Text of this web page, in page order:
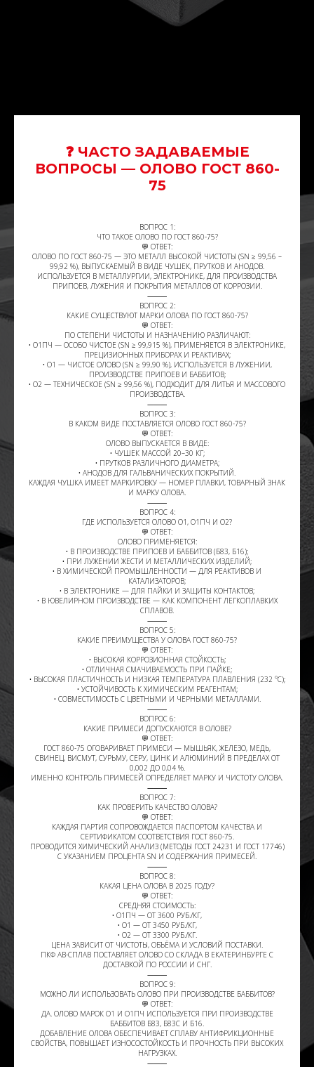
❓ ЧАСТО ЗАДАВАЕМЫЕ
ВОПРОСЫ — ОЛОВО ГОСТ 860-
75
ВОПРОС 1:
ЧТО ТАКОЕ ОЛОВО ПО ГОСТ 860-75?
💬 ОТВЕТ:
ОЛОВО ПО ГОСТ 860-75 — ЭТО МЕТАЛЛ ВЫСОКОЙ ЧИСТОТЫ (SN ≥ 99,56 –
99,92 %), ВЫПУСКАЕМЫЙ В ВИДЕ ЧУШЕК, ПРУТКОВ И АНОДОВ.
ИСПОЛЬЗУЕТСЯ В МЕТАЛЛУРГИИ, ЭЛЕКТРОНИКЕ, ДЛЯ ПРОИЗВОДСТВА
ПРИПОЕВ, ЛУЖЕНИЯ И ПОКРЫТИЯ МЕТАЛЛОВ ОТ КОРРОЗИИ.
⸻
ВОПРОС 2:
КАКИЕ СУЩЕСТВУЮТ МАРКИ ОЛОВА ПО ГОСТ 860-75?
💬 ОТВЕТ:
ПО СТЕПЕНИ ЧИСТОТЫ И НАЗНАЧЕНИЮ РАЗЛИЧАЮТ:
• О1ПЧ — ОСОБО ЧИСТОЕ (SN ≥ 99,915 %), ПРИМЕНЯЕТСЯ В ЭЛЕКТРОНИКЕ,
ПРЕЦИЗИОННЫХ ПРИБОРАХ И РЕАКТИВАХ;
• О1 — ЧИСТОЕ ОЛОВО (SN ≥ 99,90 %), ИСПОЛЬЗУЕТСЯ В ЛУЖЕНИИ,
ПРОИЗВОДСТВЕ ПРИПОЕВ И БАББИТОВ;
• О2 — ТЕХНИЧЕСКОЕ (SN ≥ 99,56 %), ПОДХОДИТ ДЛЯ ЛИТЬЯ И МАССОВОГО
ПРОИЗВОДСТВА.
⸻
ВОПРОС 3:
В КАКОМ ВИДЕ ПОСТАВЛЯЕТСЯ ОЛОВО ГОСТ 860-75?
💬 ОТВЕТ:
ОЛОВО ВЫПУСКАЕТСЯ В ВИДЕ:
• ЧУШЕК МАССОЙ 20–30 КГ;
• ПРУТКОВ РАЗЛИЧНОГО ДИАМЕТРА;
• АНОДОВ ДЛЯ ГАЛЬВАНИЧЕСКИХ ПОКРЫТИЙ.
КАЖДАЯ ЧУШКА ИМЕЕТ МАРКИРОВКУ — НОМЕР ПЛАВКИ, ТОВАРНЫЙ ЗНАК
И МАРКУ ОЛОВА.
⸻
ВОПРОС 4:
ГДЕ ИСПОЛЬЗУЕТСЯ ОЛОВО О1, О1ПЧ И О2?
💬 ОТВЕТ:
ОЛОВО ПРИМЕНЯЕТСЯ:
• В ПРОИЗВОДСТВЕ ПРИПОЕВ И БАББИТОВ (Б83, Б16);
• ПРИ ЛУЖЕНИИ ЖЕСТИ И МЕТАЛЛИЧЕСКИХ ИЗДЕЛИЙ;
• В ХИМИЧЕСКОЙ ПРОМЫШЛЕННОСТИ — ДЛЯ РЕАКТИВОВ И
КАТАЛИЗАТОРОВ;
• В ЭЛЕКТРОНИКЕ — ДЛЯ ПАЙКИ И ЗАЩИТЫ КОНТАКТОВ;
• В ЮВЕЛИРНОМ ПРОИЗВОДСТВЕ — КАК КОМПОНЕНТ ЛЕГКОПЛАВКИХ
СПЛАВОВ.
⸻
ВОПРОС 5:
КАКИЕ ПРЕИМУЩЕСТВА У ОЛОВА ГОСТ 860-75?
💬 ОТВЕТ:
• ВЫСОКАЯ КОРРОЗИОННАЯ СТОЙКОСТЬ;
• ОТЛИЧНАЯ СМАЧИВАЕМОСТЬ ПРИ ПАЙКЕ;
• ВЫСОКАЯ ПЛАСТИЧНОСТЬ И НИЗКАЯ ТЕМПЕРАТУРА ПЛАВЛЕНИЯ (232 °C);
• УСТОЙЧИВОСТЬ К ХИМИЧЕСКИМ РЕАГЕНТАМ;
• СОВМЕСТИМОСТЬ С ЦВЕТНЫМИ И ЧЕРНЫМИ МЕТАЛЛАМИ.
⸻
ВОПРОС 6:
КАКИЕ ПРИМЕСИ ДОПУСКАЮТСЯ В ОЛОВЕ?
💬 ОТВЕТ:
ГОСТ 860-75 ОГОВАРИВАЕТ ПРИМЕСИ — МЫШЬЯК, ЖЕЛЕЗО, МЕДЬ,
СВИНЕЦ, ВИСМУТ, СУРЬМУ, СЕРУ, ЦИНК И АЛЮМИНИЙ В ПРЕДЕЛАХ ОТ
0,002 ДО 0,04 %.
ИМЕННО КОНТРОЛЬ ПРИМЕСЕЙ ОПРЕДЕЛЯЕТ МАРКУ И ЧИСТОТУ ОЛОВА.
⸻
ВОПРОС 7:
КАК ПРОВЕРИТЬ КАЧЕСТВО ОЛОВА?
💬 ОТВЕТ:
КАЖДАЯ ПАРТИЯ СОПРОВОЖДАЕТСЯ ПАСПОРТОМ КАЧЕСТВА И
СЕРТИФИКАТОМ СООТВЕТСТВИЯ ГОСТ 860-75.
ПРОВОДИТСЯ ХИМИЧЕСКИЙ АНАЛИЗ (МЕТОДЫ ГОСТ 24231 И ГОСТ 17746)
С УКАЗАНИЕМ ПРОЦЕНТА SN И СОДЕРЖАНИЯ ПРИМЕСЕЙ.
⸻
ВОПРОС 8:
КАКАЯ ЦЕНА ОЛОВА В 2025 ГОДУ?
💬 ОТВЕТ:
СРЕДНЯЯ СТОИМОСТЬ:
• О1ПЧ — ОТ 3600 РУБ./КГ,
• О1 — ОТ 3450 РУБ./КГ,
• О2 — ОТ 3300 РУБ./КГ.
ЦЕНА ЗАВИСИТ ОТ ЧИСТОТЫ, ОБЪЁМА И УСЛОВИЙ ПОСТАВКИ.
ПКФ АВ-СПЛАВ ПОСТАВЛЯЕТ ОЛОВО СО СКЛАДА В ЕКАТЕРИНБУРГЕ С
ДОСТАВКОЙ ПО РОССИИ И СНГ.
⸻
ВОПРОС 9:
МОЖНО ЛИ ИСПОЛЬЗОВАТЬ ОЛОВО ПРИ ПРОИЗВОДСТВЕ БАББИТОВ?
💬 ОТВЕТ:
ДА. ОЛОВО МАРОК О1 И О1ПЧ ИСПОЛЬЗУЕТСЯ ПРИ ПРОИЗВОДСТВЕ
БАББИТОВ Б83, Б83С И Б16.
ДОБАВЛЕНИЕ ОЛОВА ОБЕСПЕЧИВАЕТ СПЛАВУ АНТИФРИКЦИОННЫЕ
СВОЙСТВА, ПОВЫШАЕТ ИЗНОСОСТОЙКОСТЬ И ПРОЧНОСТЬ ПРИ ВЫСОКИХ
НАГРУЗКАХ.
⸻